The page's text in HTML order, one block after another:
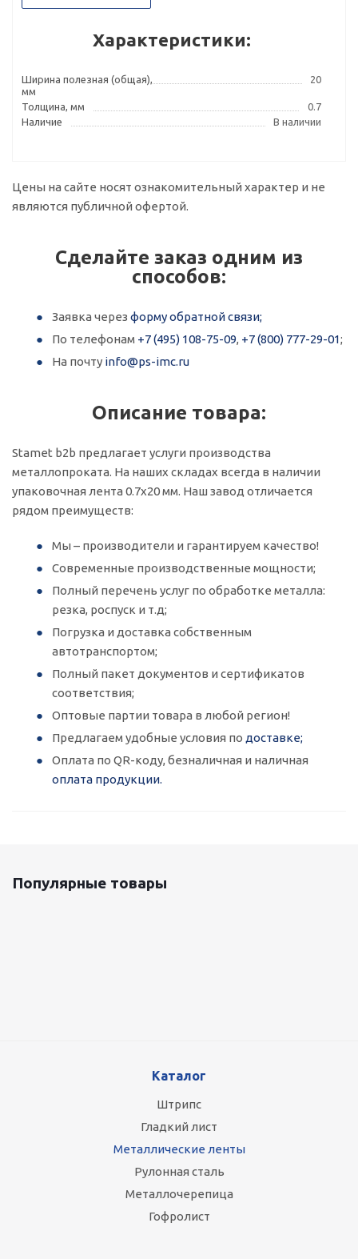
Характеристики:
Ширина полезная (общая),
мм
20
Толщина, мм
0.7
Наличие
В наличии
Цены на сайте носят ознакомительный характер и не
являются публичной офертой.
Сделайте заказ одним из
способов:
Заявка через форму обратной связи;
По телефонам +7 (495) 108-75-09, +7 (800) 777-29-01;
На почту info@ps-imc.ru
Описание товара:
Stamet b2b предлагает услуги производства
металлопроката. На наших складах всегда в наличии
упаковочная лента 0.7x20 мм. Наш завод отличается
рядом преимуществ:
Мы – производители и гарантируем качество!
Современные производственные мощности;
Полный перечень услуг по обработке металла:
резка, роспуск и т.д;
Погрузка и доставка собственным
автотранспортом;
Полный пакет документов и сертификатов
соответствия;
Оптовые партии товара в любой регион!
Предлагаем удобные условия по доставке;
Оплата по QR-коду, безналичная и наличная
оплата продукции.
Популярные товары
Каталог
Штрипс
Гладкий лист
Металлические ленты
Рулонная сталь
Металлочерепица
Гофролист